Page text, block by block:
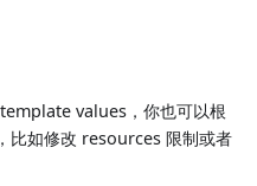
values，你也可以根
比如修改 resources 限制或者